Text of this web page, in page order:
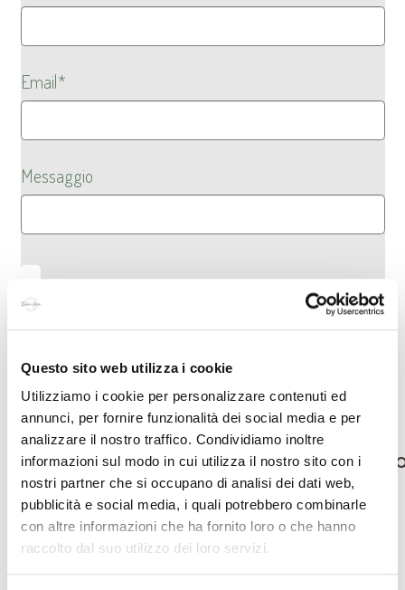
Questo sito web utilizza i cookie
Utilizziamo i cookie per personalizzare contenuti ed
annunci, per fornire funzionalità dei social media e per
analizzare il nostro traffico. Condividiamo inoltre
informazioni sul modo in cui utilizza il nostro sito con i
nostri partner che si occupano di analisi dei dati web,
pubblicità e social media, i quali potrebbero combinarle
con altre informazioni che ha fornito loro o che hanno
raccolto dal suo utilizzo dei loro servizi.
Email*
Messaggio
Accetto che i miei dati vengano utilizzati per scopi
commerciali secondo quanto specificato nella pagina
Ricerca
Articoli recenti
DIMOSTRAZIONE REOLOGIA DEI DIVERSI ZUCCHERI DI CANNA